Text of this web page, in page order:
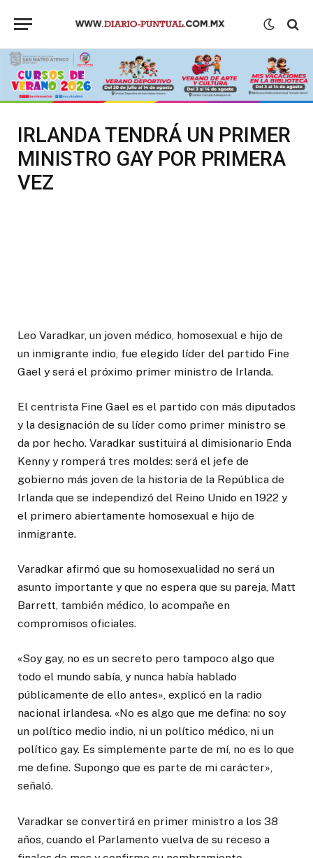
IRLANDA TENDRÁ UN PRIMER
MINISTRO GAY POR PRIMERA
VEZ
Leo Varadkar, un joven médico, homosexual e hijo de
un inmigrante indio, fue elegido líder del partido Fine
Gael y será el próximo primer ministro de Irlanda.
El centrista Fine Gael es el partido con más diputados
y la designación de su líder como primer ministro se
da por hecho. Varadkar sustituirá al dimisionario Enda
Kenny y romperá tres moldes: será el jefe de
gobierno más joven de la historia de la República de
Irlanda ­que se independizó del Reino Unido en 1922­ y
el primero abiertamente homosexual e hijo de
inmigrante.
Varadkar afirmó que su homosexualidad no será un
asunto importante y que no espera que su pareja, Matt
Barrett, también médico, lo acompañe en
compromisos oficiales.
«Soy gay, no es un secreto pero tampoco algo que
todo el mundo sabía, y nunca había hablado
públicamente de ello antes», explicó en la radio
nacional irlandesa. «No es algo que me defina: no soy
un político medio indio, ni un político médico, ni un
político gay. Es simplemente parte de mí, no es lo que
me define. Supongo que es parte de mi carácter»,
señaló.
Varadkar se convertirá en primer ministro a los 38
años, cuando el Parlamento vuelva de su receso a